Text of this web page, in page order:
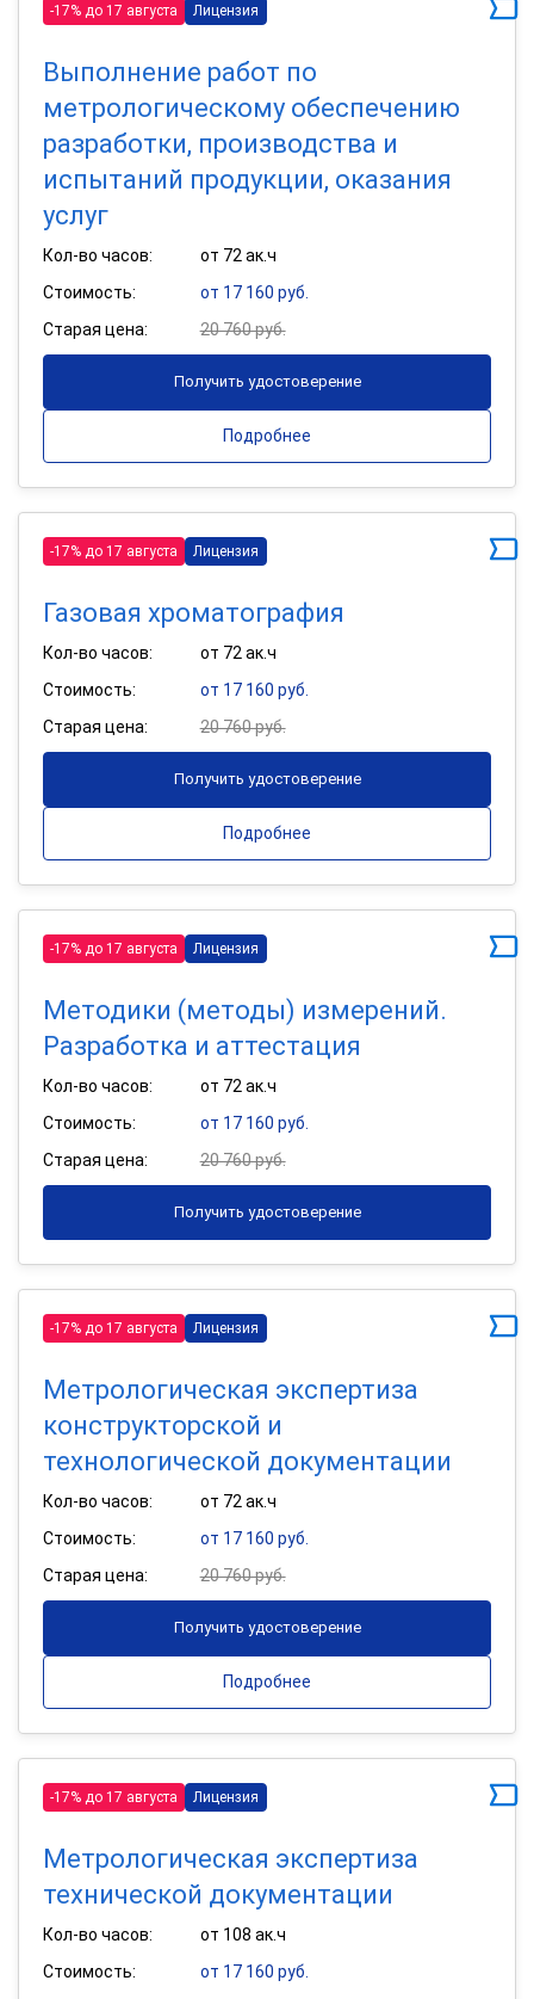
-17% до 17 августа Лицензия
Выполнение работ по
метрологическому обеспечению
разработки, производства и
испытаний продукции, оказания
услуг
Кол-во часов:
от 72 ак.ч
Стоимость:
от 17 160 руб.
Старая цена:
20 760 руб.
Получить удостоверение
Подробнее
-17% до 17 августа Лицензия
Газовая хроматография
Кол-во часов:
от 72 ак.ч
Стоимость:
от 17 160 руб.
Старая цена:
20 760 руб.
Получить удостоверение
Подробнее
-17% до 17 августа Лицензия
Методики (методы) измерений.
Разработка и аттестация
Кол-во часов:
от 72 ак.ч
Стоимость:
от 17 160 руб.
Старая цена:
20 760 руб.
Получить удостоверение
-17% до 17 августа Лицензия
Метрологическая экспертиза
конструкторской и
технологической документации
Кол-во часов:
от 72 ак.ч
Стоимость:
от 17 160 руб.
Старая цена:
20 760 руб.
Получить удостоверение
Подробнее
-17% до 17 августа Лицензия
Метрологическая экспертиза
технической документации
Кол-во часов:
от 108 ак.ч
Стоимость:
от 17 160 руб.